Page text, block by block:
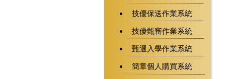
技優保送作業系統
技優甄審作業系統
甄選入學作業系統
簡章個人購買系統